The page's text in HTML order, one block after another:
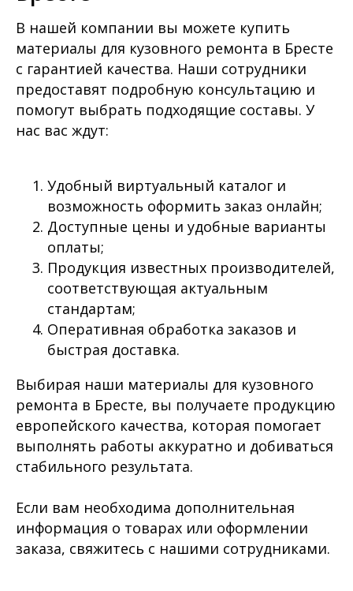
В нашей компании вы можете купить
материалы для кузовного ремонта в Бресте
с гарантией качества. Наши сотрудники
предоставят подробную консультацию и
помогут выбрать подходящие составы. У
нас вас ждут:
Удобный виртуальный каталог и
возможность оформить заказ онлайн;
Доступные цены и удобные варианты
оплаты;
Продукция известных производителей,
соответствующая актуальным
стандартам;
Оперативная обработка заказов и
быстрая доставка.
Выбирая наши материалы для кузовного
ремонта в Бресте, вы получаете продукцию
европейского качества, которая помогает
выполнять работы аккуратно и добиваться
стабильного результата.
Если вам необходима дополнительная
информация о товарах или оформлении
заказа, свяжитесь с нашими сотрудниками.